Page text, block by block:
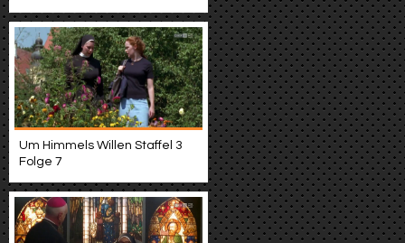
Um Himmels Willen Staffel 3
Folge 7